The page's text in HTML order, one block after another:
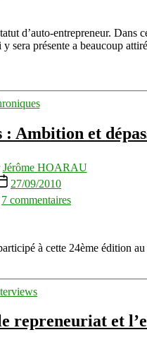
entreprise
de
sur
des
Micro-
d’auto-entrepreneur.
y sera présente a beaucoup
Catégories
Ambition et
Jérôme HOARAU
27/09/2010
7 commentaires
Festival
Croisée
dépassement
à cette 24ème édition
Catégories
et